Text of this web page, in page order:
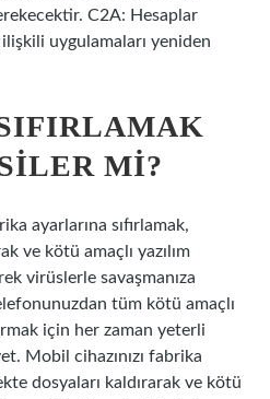
C2A: Hesaplar
uygulamaları yeniden
MI?
ayarlarına sıfırlamak,
ve kötü amaçlı yazılım
virüslerle savaşmanıza
tüm kötü amaçlı
için her zaman yeterli
Mobil cihazınızı fabrika
dosyaları kaldırarak ve kötü